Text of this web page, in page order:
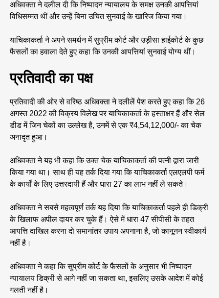
अधिवक्ता ने दलील दी कि निष्पादन न्यायालय के समक्ष उनकी आपत्तियां
विधिसम्मत थीं और उन्हें बिना उचित सुनवाई के खारिज किया गया।
याचिकाकर्ता ने अपने समर्थन में सुप्रीम कोर्ट और उड़ीसा हाईकोर्ट के कुछ
फैसलों का हवाला देते हुए कहा कि उनकी आपत्तियां सुनवाई योग्य थीं।
प्रतिवादी का पक्ष
प्रतिवादी की ओर से वरिष्ठ अधिवक्ता ने दलीलें पेश करते हुए कहा कि 26
अगस्त 2022 की विक्रय विलेख पर याचिकाकर्ता के हस्ताक्षर हैं और सेल
डीड में जिन चेकों का उल्लेख है, उनमें से एक ₹4,54,12,000/- का चेक
अनादृत हुआ।
अधिवक्ता ने यह भी कहा कि उक्त चेक याचिकाकर्ता की पत्नी द्वारा जारी
किया गया था। साथ ही यह तर्क दिया गया कि याचिकाकर्ता एलएलपी फर्म
के कार्यों के लिए उत्तरदायी हैं और धारा 27 का लाभ नहीं ले सकते।
अधिवक्ता ने सबसे महत्वपूर्ण तर्क यह दिया कि याचिकाकर्ता पहले ही डिक्री
के खिलाफ अपील दायर कर चुके हैं। ऐसे में धारा 47 सीपीसी के तहत
आपत्ति दाखिल करना दो समानांतर उपाय अपनाना है, जो कानूनन स्वीकार्य
नहीं है।
अधिवक्ता ने कहा कि सुप्रीम कोर्ट के फैसलों के अनुसार भी निष्पादन
न्यायालय डिक्री से आगे नहीं जा सकता था, इसलिए उसके आदेश में कोई
गलती नहीं है।